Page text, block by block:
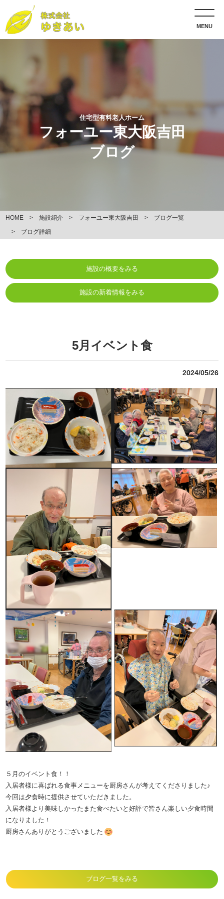
MENU
住宅型有料老人ホーム
フォーユー東大阪吉田
ブログ
HOME 施設紹介 フォーユー東大阪吉田
ブログ一覧
ブログ詳細
施設の概要をみる
施設の新着情報をみる
5月イベント食
2024/05/26
５月のイベント食！！
入居者様に喜ばれる食事メニューを厨房さんが考えてくださりました♪
今回は夕食時に提供させていただきました。
入居者様より美味しかったまた食べたいと好評で皆さん楽しい夕食時間
になりました！
厨房さんありがとうございました
ブログ一覧をみる